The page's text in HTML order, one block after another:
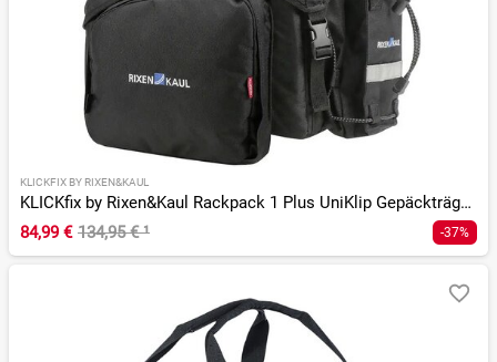
KLICKFIX BY RIXEN&KAUL
KLICKfix by Rixen&Kaul Rackpack 1 Plus UniKlip Gepäckträgertasche
84,99 € 134,95 €¹ -37%